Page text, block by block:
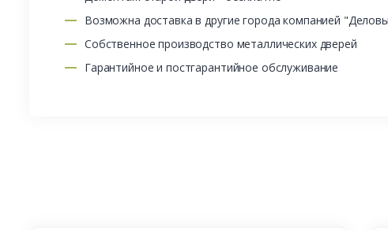
Возможна доставка в другие города компанией
Собственное производство металлических дверей
Гарантийное и постгарантийное обслуживание